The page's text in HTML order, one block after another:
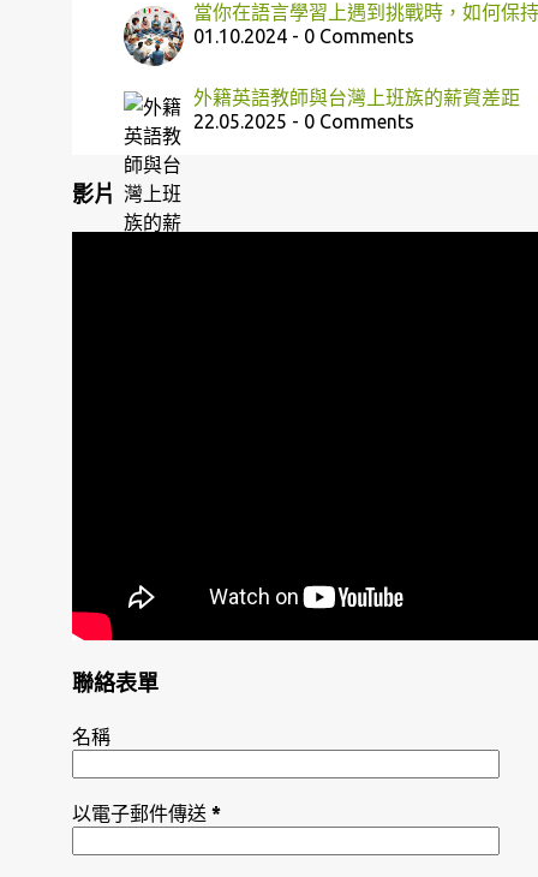
當你在語言學習上遇到挑戰時，如何保
01.10.2024 - 0 Comments
外籍英語教師與台灣上班族的薪資差距
22.05.2025 - 0 Comments
影片
聯絡表單
名稱
以電子郵件傳送 *